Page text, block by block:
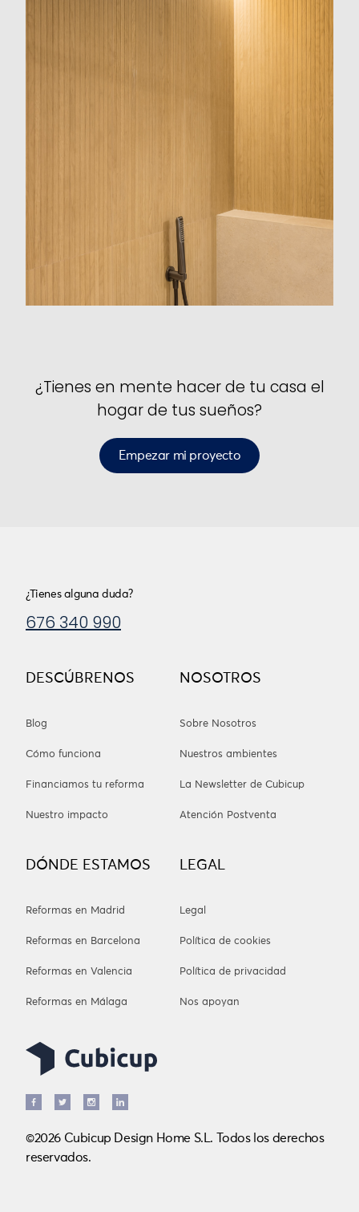
¿Tienes en mente hacer de tu casa el
hogar de tus sueños?
Empezar mi proyecto
DESCÚBRENOS
Blog
Cómo funciona
Financiamos tu reforma
Nuestro impacto
NOSOTROS
Sobre Nosotros
Nuestros ambientes
La Newsletter de Cubicup
Atención Postventa
DÓNDE ESTAMOS
Reformas en Madrid
Reformas en Barcelona
Reformas en Valencia
Reformas en Málaga
LEGAL
Legal
Política de cookies
Política de privacidad
Nos apoyan
¿Tienes alguna duda?
676 340 990
©2026 Cubicup Design Home S.L. Todos los derechos
reservados.